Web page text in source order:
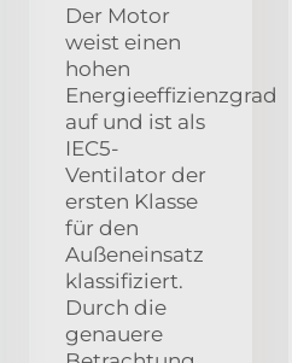
Der Motor
weist einen
hohen
Energieeffizienzgrad
auf und ist als
IEC5-
Ventilator der
ersten Klasse
für den
Außeneinsatz
klassifiziert.
Durch die
genauere